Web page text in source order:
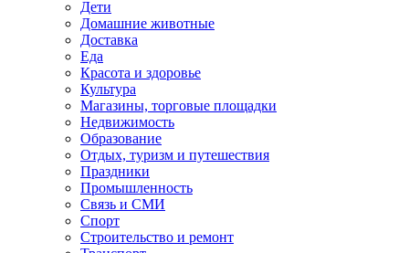
Дети
Домашние животные
Доставка
Еда
Красота и здоровье
Культура
Магазины, торговые площадки
Недвижимость
Образование
Отдых, туризм и путешествия
Праздники
Промышленность
Связь и СМИ
Спорт
Строительство и ремонт